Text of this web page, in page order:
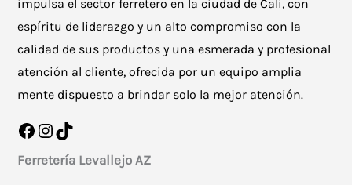
de
producto
impulsa el sector ferretero en la ciudad de Cali, con
espíritu de liderazgo y un alto compromiso con la
calidad de sus productos y una esmerada y profesional
atención al cliente, ofrecida por un equipo amplia
mente dispuesto a brindar solo la mejor atención.
Facebook
Instagram
TikTok
Ferretería Levallejo AZ